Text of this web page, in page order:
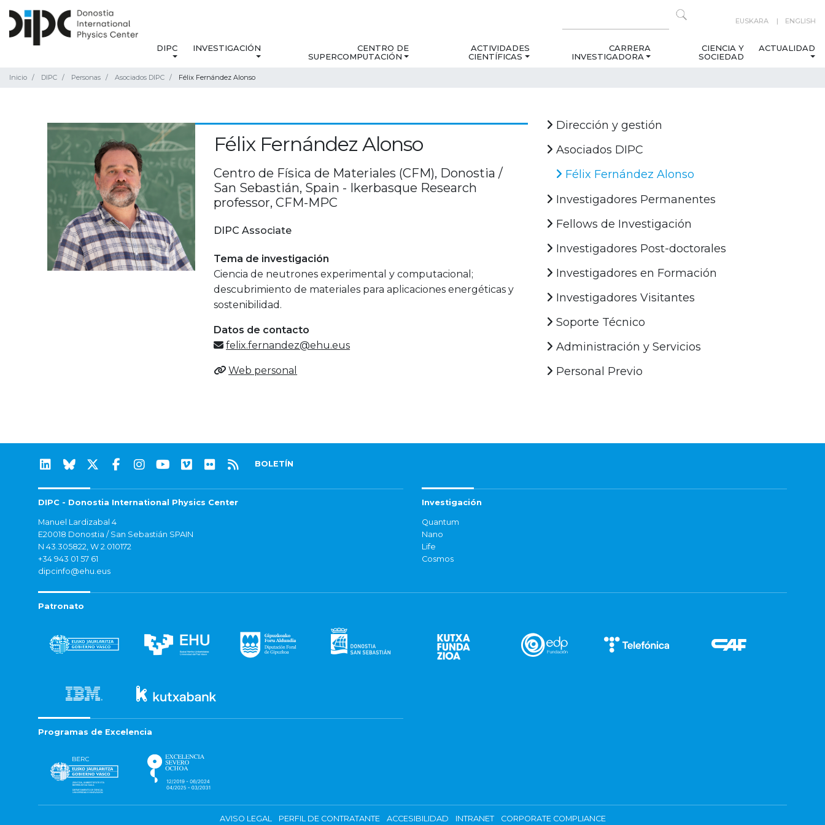
EUSKARA ENGLISH
DIPC INVESTIGACIÓN
CENTRO DE
SUPERCOMPUTACIÓN
ACTIVIDADES
CIENTÍFICAS
CARRERA
INVESTIGADORA
CIENCIA Y
SOCIEDAD
ACTUALIDAD
Inicio DIPC Personas Asociados DIPC Félix Fernández Alonso
Félix Fernández Alonso
Centro de Física de Materiales (CFM), Donostia /
San Sebastián, Spain - Ikerbasque Research
professor, CFM-MPC
DIPC Associate
Tema de investigación
Ciencia de neutrones experimental y computacional;
descubrimiento de materiales para aplicaciones energéticas y
sostenibilidad.
Datos de contacto
felix.fernandez@ehu.eus
Web personal
Dirección y gestión
Asociados DIPC
Félix Fernández Alonso
Investigadores Permanentes
Fellows de Investigación
Investigadores Post-doctorales
Investigadores en Formación
Investigadores Visitantes
Soporte Técnico
Administración y Servicios
Personal Previo
BOLETÍN
DIPC - Donostia International Physics Center
Manuel Lardizabal 4
E20018 Donostia / San Sebastián SPAIN
N 43.305822, W 2.010172
+34 943 01 57 61
dipcinfo@ehu.eus
Investigación
Quantum
Nano
Life
Cosmos
Patronato
Programas de Excelencia
AVISO LEGAL PERFIL DE CONTRATANTE ACCESIBILIDAD INTRANET CORPORATE COMPLIANCE